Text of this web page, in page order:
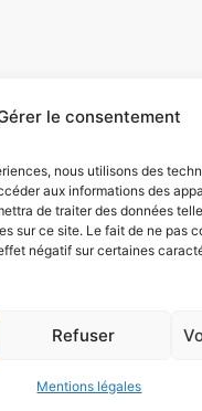
le consentement
nous utilisons des
aux informations des
de traiter des données
sur ce site. Le fait de ne pas
négatif sur certaines
Refuser
Mentions légales